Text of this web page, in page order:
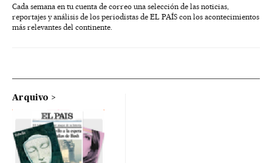
Cada semana en tu cuenta de correo una selección de las noticias,
reportajes y análisis de los periodistas de EL PAÍS con los acontecimientos
más relevantes del continente.
Arquivo